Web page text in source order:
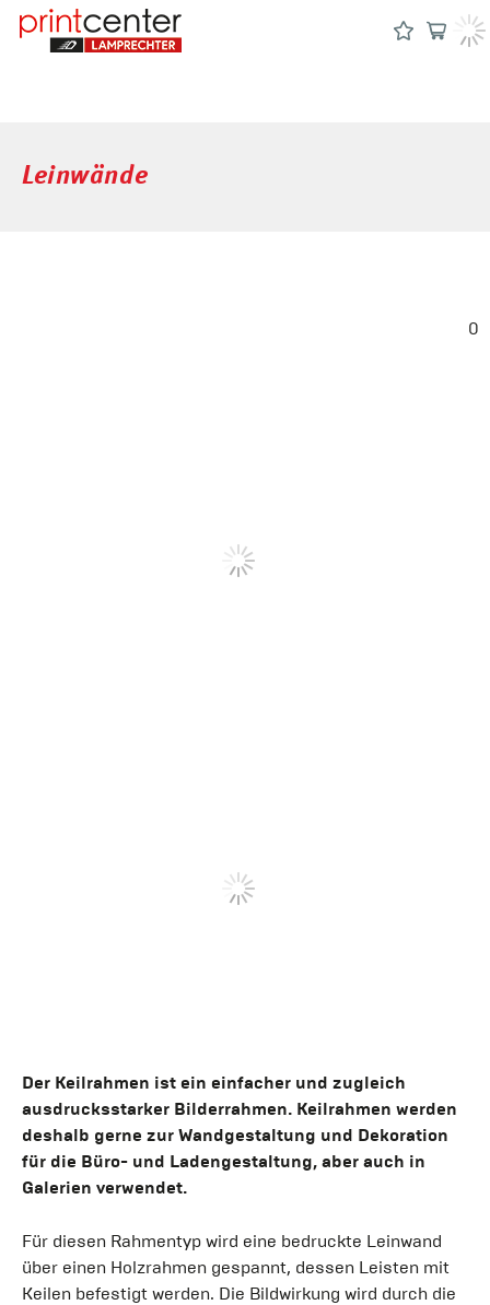
Leinwände
0
Der Keilrahmen ist ein einfacher und zugleich
ausdrucksstarker Bilderrahmen. Keilrahmen werden
deshalb gerne zur Wandgestaltung und Dekoration
für die Büro- und Ladengestaltung, aber auch in
Galerien verwendet.
Für diesen Rahmentyp wird eine bedruckte Leinwand
über einen Holzrahmen gespannt, dessen Leisten mit
Keilen befestigt werden. Die Bildwirkung wird durch die